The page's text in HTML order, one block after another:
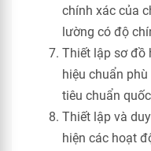
chính xác của
lường có độ
Thiết lập sơ đồ
hiệu chuẩn
tiêu chuẩn
Thiết lập và
hiện các hoạt